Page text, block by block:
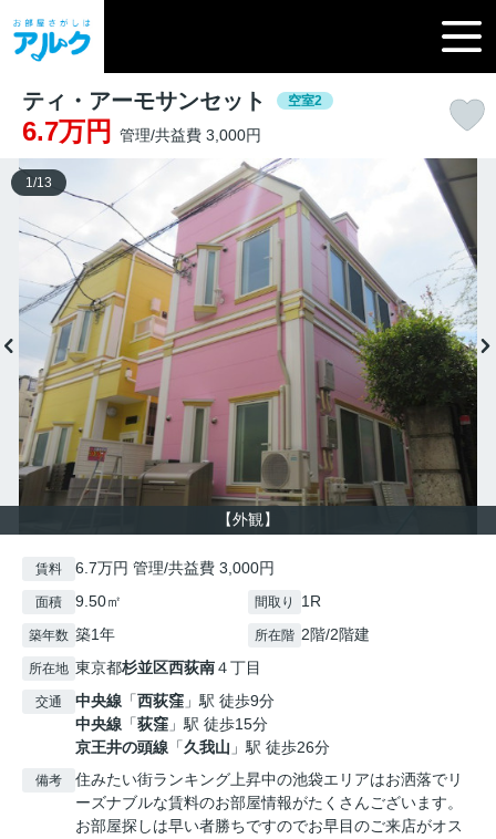
ティ・アーモサンセット 空室2
6.7万円 管理/共益費 3,000円
【外観】
1/13
賃料 6.7万円 管理/共益費 3,000円
面積 9.50㎡ 間取り 1R
築年数 築1年 所在階 2階/2階建
所在地 東京都杉並区西荻南４丁目
交通 中央線 「西荻窪 」駅 徒歩9分
中央線 「荻窪 」駅 徒歩15分
京王井の頭線 「久我山 」駅 徒歩26分
備考
住みたい街ランキング上昇中の池袋エリアはお洒落でリ
ーズナブルな賃料のお部屋情報がたくさんございます。
お部屋探しは早い者勝ちですのでお早目のご来店がオス